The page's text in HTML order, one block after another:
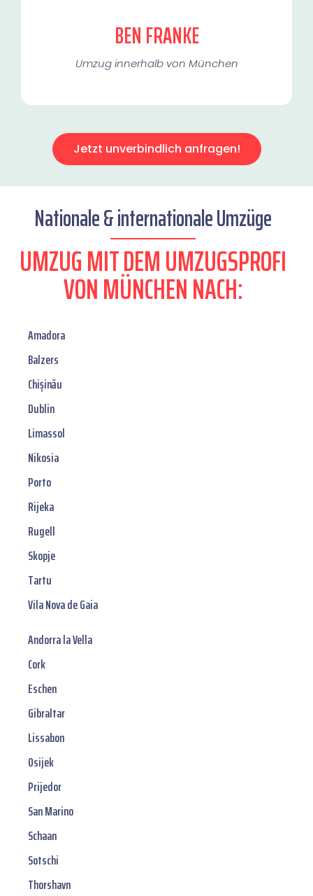
BEN FRANKE
Umzug innerhalb von München​
Jetzt unverbindlich anfragen!
Nationale & internationale Umzüge
UMZUG MIT DEM UMZUGSPROFI
VON MÜNCHEN NACH:
Amadora
Balzers
Chișinău
Dublin
Limassol
Nikosia
Porto
Rijeka
Rugell
Skopje
Tartu
Vila Nova de Gaia
Andorra la Vella
Cork
Eschen
Gibraltar
Lissabon
Osijek
Prijedor
San Marino
Schaan
Sotschi
Thorshavn